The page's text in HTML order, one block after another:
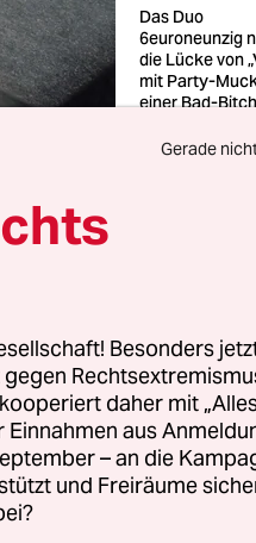
Das Duo
6euroneunzig
die Lücke von
mit Party-
einer Bad-
Foto: Ben Otto
der
ein
so. Auf
Gerade
Besonders
daher mit
aus
– an die
und Freiräume